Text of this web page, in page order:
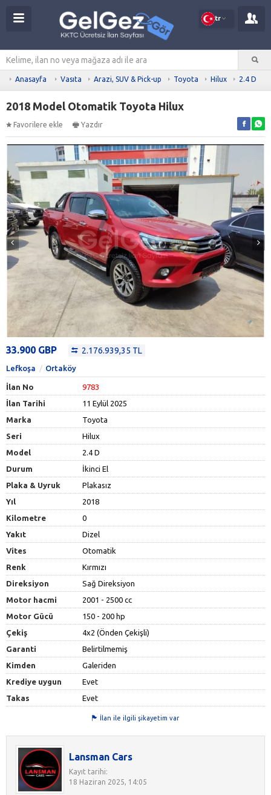
tr
Anasayfa Vasıta Arazi, SUV & Pick-up Toyota Hilux 2.4 D
2018 Model Otomatik Toyota Hilux
Favorilere ekle Yazdır
33.900 GBP 2.176.939,35 TL
Lefkoşa Ortaköy
İlan No
9783
İlan Tarihi
11 Eylül 2025
Marka
Toyota
Seri
Hilux
Model
2.4 D
Durum
İkinci El
Plaka & Uyruk
Plakasız
Yıl
2018
Kilometre
0
Yakıt
Dizel
Vites
Otomatik
Renk
Kırmızı
Direksiyon
Sağ Direksiyon
Motor hacmi
2001 - 2500 cc
Motor Gücü
150 - 200 hp
Çekiş
4x2 (Önden Çekişli)
Garanti
Belirtilmemiş
Kimden
Galeriden
Krediye uygun
Evet
Takas
Evet
İlan ile ilgili şikayetim var
Lansman Cars
Kayıt tarihi:
18 Haziran 2025, 14:05